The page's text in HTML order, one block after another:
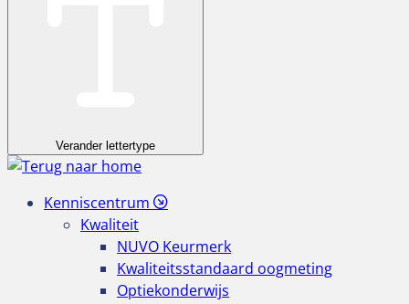
Verander lettertype
Kenniscentrum
Kwaliteit
NUVO Keurmerk
Kwaliteitsstandaard oogmeting
Optiekonderwijs